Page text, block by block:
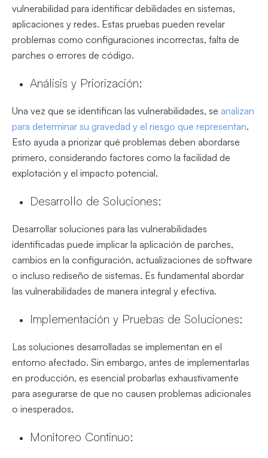
vulnerabilidad para identificar debilidades en sistemas,
aplicaciones y redes. Estas pruebas pueden revelar
problemas como configuraciones incorrectas, falta de
parches o errores de código.
Análisis y Priorización:
Una vez que se identifican las vulnerabilidades, se analizan
para determinar su gravedad y el riesgo que representan.
Esto ayuda a priorizar qué problemas deben abordarse
primero, considerando factores como la facilidad de
explotación y el impacto potencial.
Desarrollo de Soluciones:
Desarrollar soluciones para las vulnerabilidades
identificadas puede implicar la aplicación de parches,
cambios en la configuración, actualizaciones de software
o incluso rediseño de sistemas. Es fundamental abordar
las vulnerabilidades de manera integral y efectiva.
Implementación y Pruebas de Soluciones:
Las soluciones desarrolladas se implementan en el
entorno afectado. Sin embargo, antes de implementarlas
en producción, es esencial probarlas exhaustivamente
para asegurarse de que no causen problemas adicionales
o inesperados.
Monitoreo Continuo: